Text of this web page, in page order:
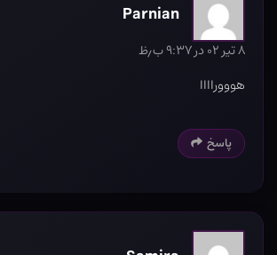
Parnian
۸ تیر ۰۲ در ۹:۳۷ ب٫ظ
هوووراااا
پاسخ